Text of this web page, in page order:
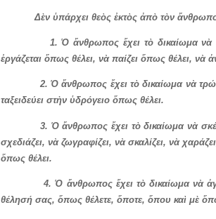
Δὲν ὑπάρχει θεὸς ἐκτὸς ἀπὸ τὸν
1.Ὁ ἄνθρωπος ἔχει τὸ δικαίωμα νὰ
ἐργάζεται ὅπως θέλει, νὰ παίζει ὅπως θέλει, νὰ
2.Ὁ ἄνθρωπος ἔχει τὸ δικαίωμα νὰ
ταξειδεύει στὴν ὑδρόγειο ὅπως θέλει.
3. Ὁ ἄνθρωπος ἔχει τὸ δικαίωμα νὰ
σχεδιάζει,νὰ ζωγραφίζει,νὰ σκαλίζει,νὰ χαράζει
ὅπως θέλει.
4.Ὁ ἄνθρωπος ἔχει τὸ δικαίωμα νὰ
θέλησή σας, ὅπως θέλετε, ὅποτε, ὅπου καὶ μὲ